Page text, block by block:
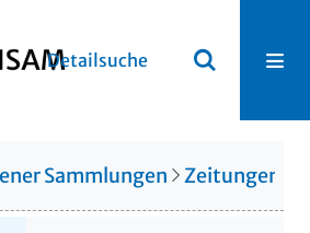
Detailsuche
Sammlungen Zeitungen